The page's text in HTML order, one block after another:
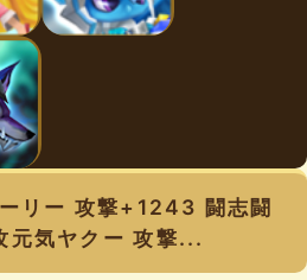
リー 攻撃+1243 闘志闘
元気ヤクー 攻撃...